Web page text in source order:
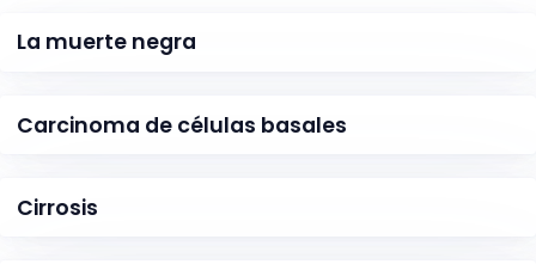
La muerte negra
Carcinoma de células basales
Cirrosis